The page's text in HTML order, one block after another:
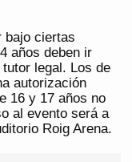
bajo ciertas
años deben ir
legal. Los de
autorización
16 y 17 años no
al evento será a
Roig Arena.